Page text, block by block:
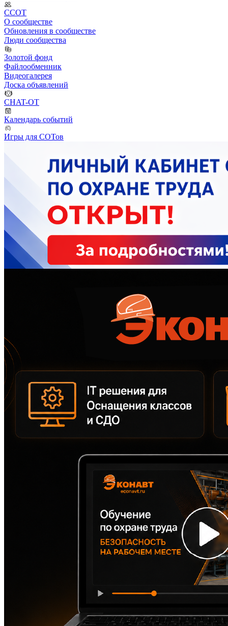
ССОТ
О сообществе
Обновления в сообществе
Люди сообщества
Золотой фонд
Файлообменник
Видеогалерея
Доска объявлений
CHAT-OT
Календарь событий
Игры для СОТов